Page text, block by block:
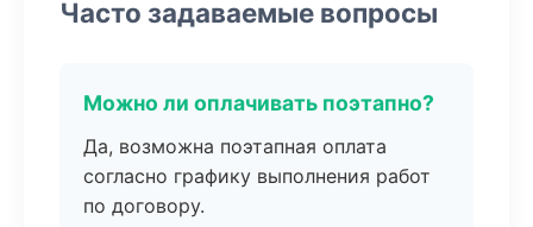
Часто задаваемые вопросы
Можно ли оплачивать поэтапно?
Да, возможна поэтапная оплата
согласно графику выполнения работ
по договору.